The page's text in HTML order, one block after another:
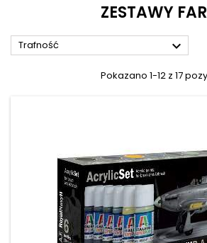
ZESTAWY
Trafność 
Pokazano 1-12 z 17